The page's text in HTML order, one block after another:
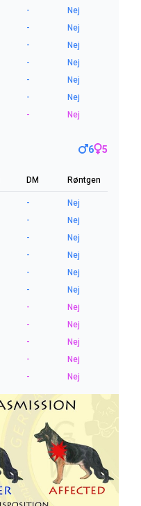
-
Nej
-
Nej
-
Nej
-
Nej
-
Nej
-
Nej
- Nej
6 5
DM
Røntgen
-
Nej
-
Nej
-
Nej
-
Nej
-
Nej
-
Nej
-
Nej
-
Nej
-
Nej
-
Nej
- Nej